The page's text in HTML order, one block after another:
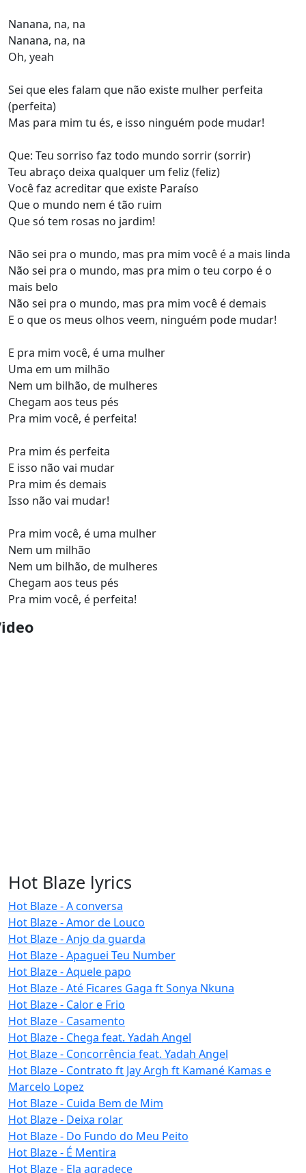
Nanana, na, na
Nanana, na, na
Oh, yeah
Sei que eles falam que não existe mulher perfeita
(perfeita)
Mas para mim tu és, e isso ninguém pode mudar!
Que: Teu sorriso faz todo mundo sorrir (sorrir)
Teu abraço deixa qualquer um feliz (feliz)
Você faz acreditar que existe Paraíso
Que o mundo nem é tão ruim
Que só tem rosas no jardim!
Não sei pra o mundo, mas pra mim você é a mais linda
Não sei pra o mundo, mas pra mim o teu corpo é o
mais belo
Não sei pra o mundo, mas pra mim você é demais
E o que os meus olhos veem, ninguém pode mudar!
E pra mim você, é uma mulher
Uma em um milhão
Nem um bilhão, de mulheres
Chegam aos teus pés
Pra mim você, é perfeita!
Pra mim és perfeita
E isso não vai mudar
Pra mim és demais
Isso não vai mudar!
Pra mim você, é uma mulher
Nem um milhão
Nem um bilhão, de mulheres
Chegam aos teus pés
Pra mim você, é perfeita!
Hot Blaze lyrics
Hot Blaze - A conversa
Hot Blaze - Amor de Louco
Hot Blaze - Anjo da guarda
Hot Blaze - Apaguei Teu Number
Hot Blaze - Aquele papo
Hot Blaze - Até Ficares Gaga ft Sonya Nkuna
Hot Blaze - Calor e Frio
Hot Blaze - Casamento
Hot Blaze - Chega feat. Yadah Angel
Hot Blaze - Concorrência feat. Yadah Angel
Hot Blaze - Contrato ft Jay Argh ft Kamané Kamas e
Marcelo Lopez
Hot Blaze - Cuida Bem de Mim
Hot Blaze - Deixa rolar
Hot Blaze - Do Fundo do Meu Peito
Hot Blaze - É Mentira
Hot Blaze - Ela agradece